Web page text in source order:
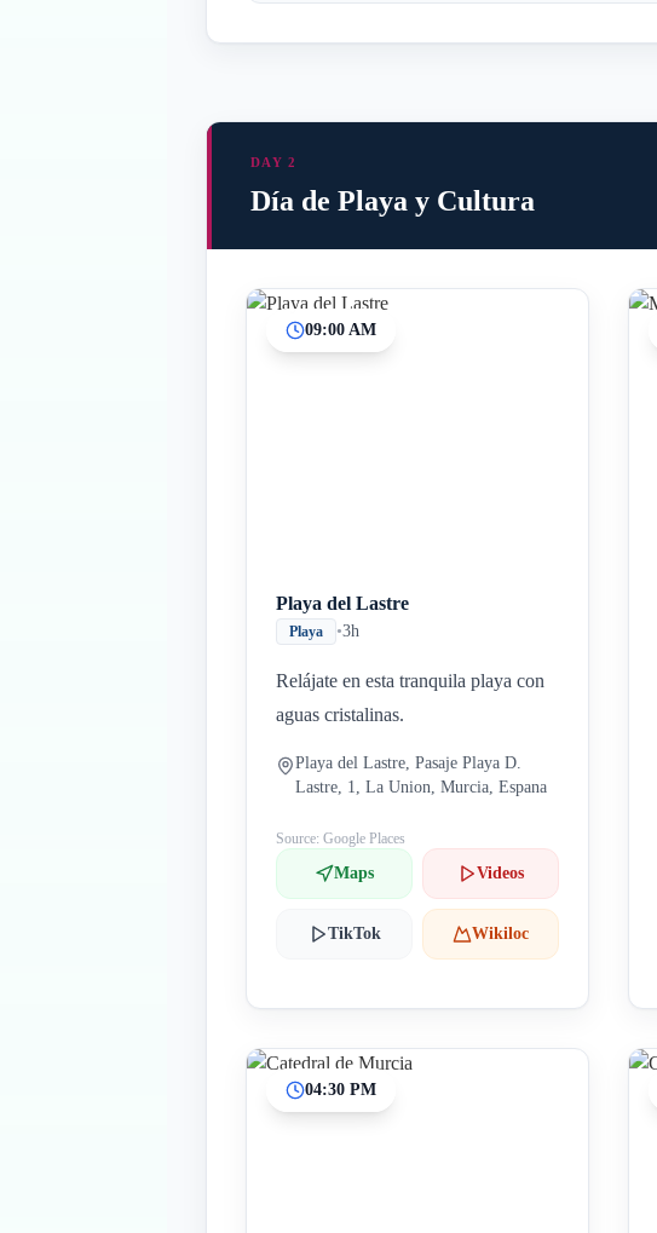
DAY 2
Día de Playa y Cultura
09:00 AM
Playa del Lastre
Playa •3h
Relájate en esta tranquila playa con
aguas cristalinas.
Playa del Lastre, Pasaje Playa D.
Lastre, 1, La Union, Murcia, Espana
Source: Google Places
Maps Videos
TikTok Wikiloc
04:30 PM